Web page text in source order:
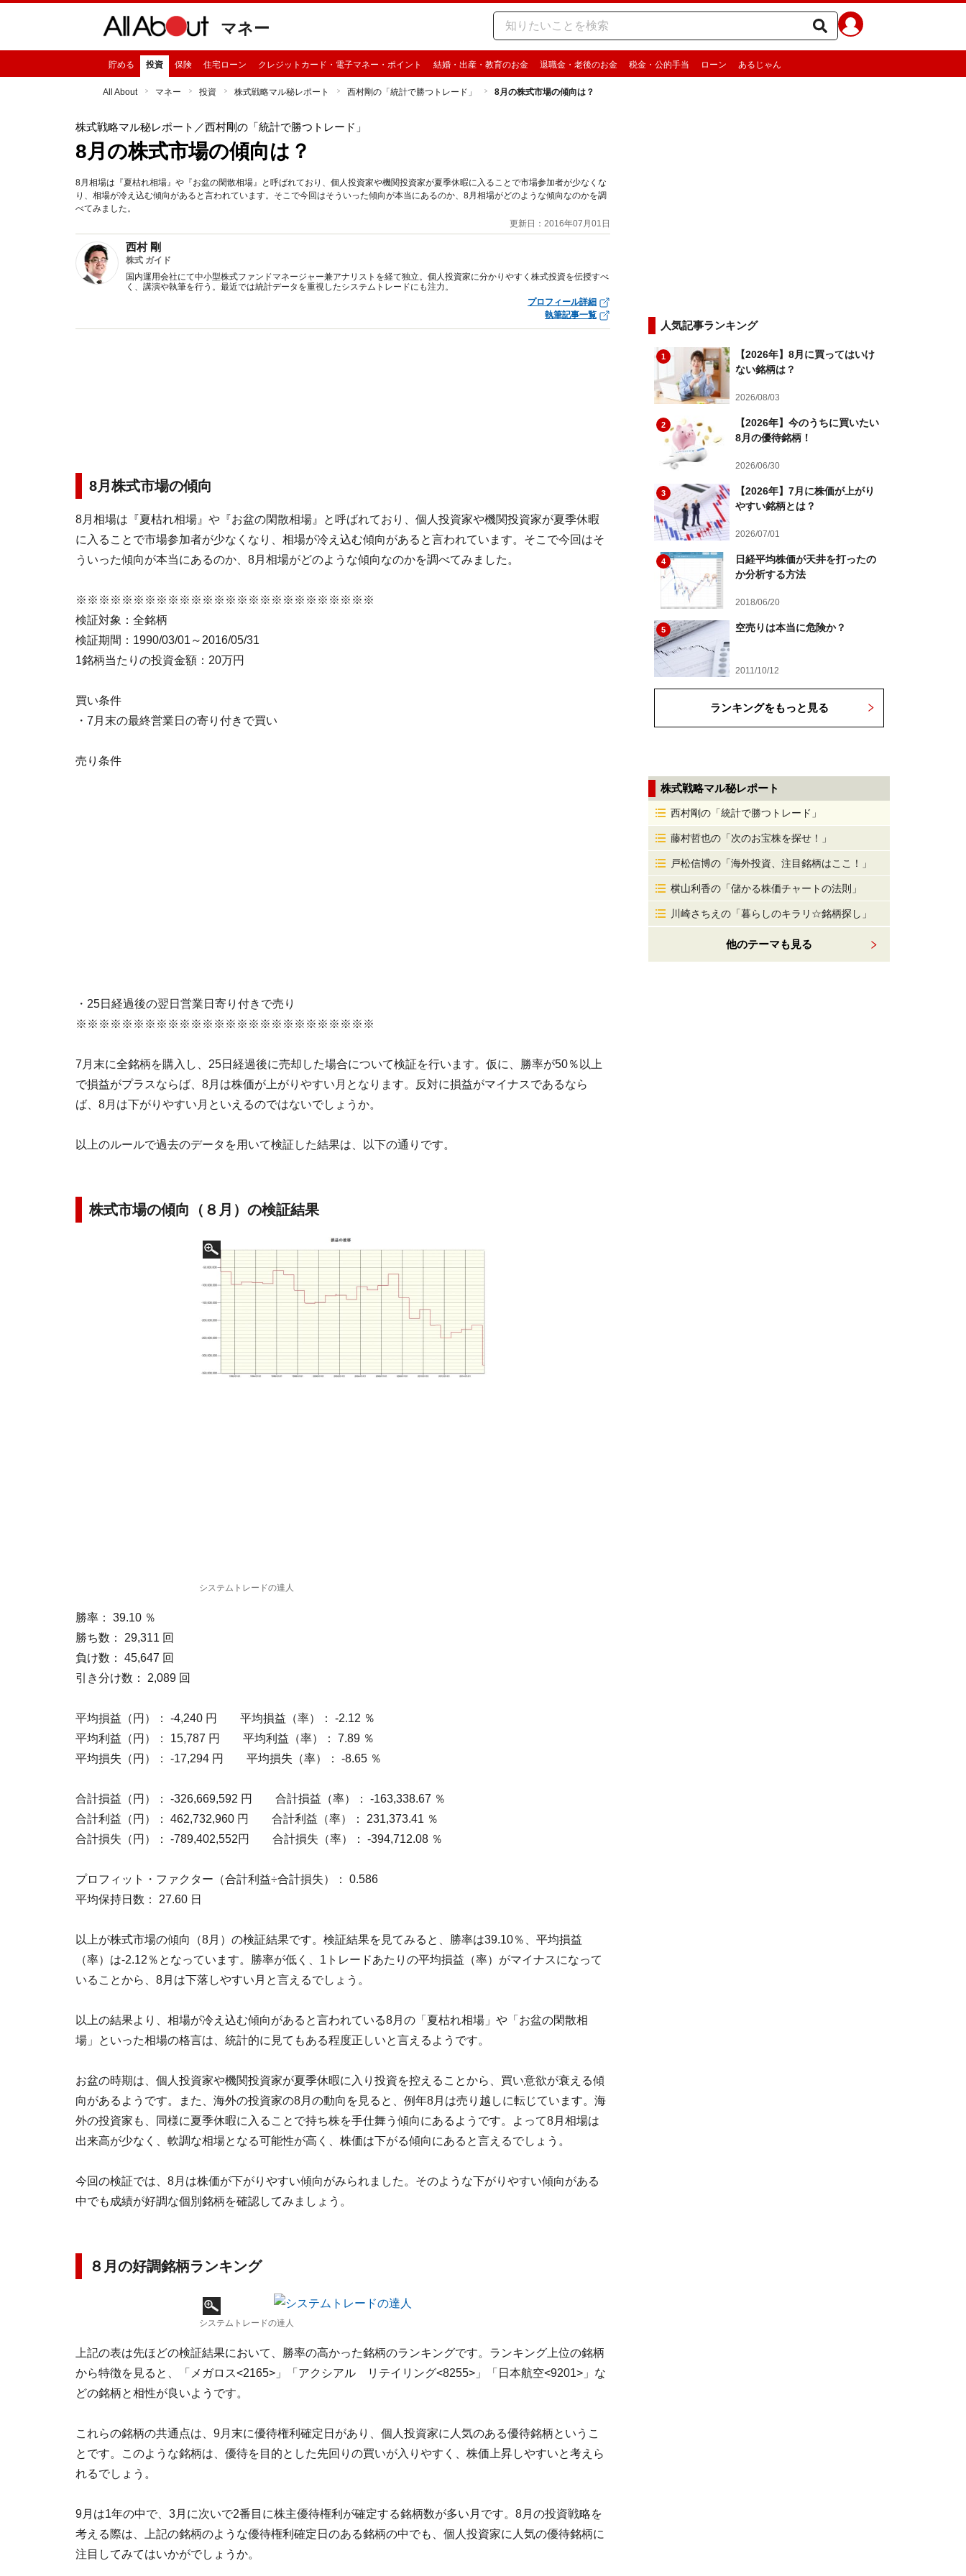
マネー
貯める 投資 保険 住宅ローン クレジットカード・電子マネー・ポイント 結婚・出産・教育のお金 退職金・老後のお金 税金・公的手当 ローン あるじゃん
All About マネー 投資 株式戦略マル秘レポート 西村剛の「統計で勝つトレード」 8月の株式市場の傾向は？
株式戦略マル秘レポート ／西村剛の「統計で勝つトレード」
8月の株式市場の傾向は？
8月相場は『夏枯れ相場』や『お盆の閑散相場』と呼ばれており、個人投資家や機関投資家が夏季休暇に入ることで市場参加者が少なくな
り、相場が冷え込む傾向があると言われています。そこで今回はそういった傾向が本当にあるのか、8月相場がどのような傾向なのかを調
べてみました。
更新日：2016年07月01日
西村 剛
株式 ガイド
国内運用会社にて中小型株式ファンドマネージャー兼アナリストを経て独立。個人投資家に分かりやすく株式投資を伝授すべ
く、講演や執筆を行う。最近では統計データを重視したシステムトレードにも注力。
プロフィール詳細
執筆記事一覧
8月株式市場の傾向
8月相場は『夏枯れ相場』や『お盆の閑散相場』と呼ばれており、個人投資家や機関投資家が夏季休暇
に入ることで市場参加者が少なくなり、相場が冷え込む傾向があると言われています。そこで今回はそ
ういった傾向が本当にあるのか、8月相場がどのような傾向なのかを調べてみました。
※※※※※※※※※※※※※※※※※※※※※※※※※※
検証対象：全銘柄
検証期間：1990/03/01～2016/05/31
1銘柄当たりの投資金額：20万円
買い条件
・7月末の最終営業日の寄り付きで買い
売り条件
・25日経過後の翌日営業日寄り付きで売り
※※※※※※※※※※※※※※※※※※※※※※※※※※
7月末に全銘柄を購入し、25日経過後に売却した場合について検証を行います。仮に、勝率が50％以上
で損益がプラスならば、8月は株価が上がりやすい月となります。反対に損益がマイナスであるなら
ば、8月は下がりやすい月といえるのではないでしょうか。
以上のルールで過去のデータを用いて検証した結果は、以下の通りです。
株式市場の傾向（８月）の検証結果
システムトレードの達人
勝率： 39.10 ％
勝ち数： 29,311 回
負け数： 45,647 回
引き分け数： 2,089 回
平均損益（円）： -4,240 円 平均損益（率）： -2.12 ％
平均利益（円）： 15,787 円 平均利益（率）： 7.89 ％
平均損失（円）： -17,294 円 平均損失（率）： -8.65 ％
合計損益（円）： -326,669,592 円 合計損益（率）： -163,338.67 ％
合計利益（円）： 462,732,960 円 合計利益（率）： 231,373.41 ％
合計損失（円）： -789,402,552円 合計損失（率）： -394,712.08 ％
プロフィット・ファクター（合計利益÷合計損失）： 0.586
平均保持日数： 27.60 日
以上が株式市場の傾向（8月）の検証結果です。検証結果を見てみると、勝率は39.10％、平均損益
（率）は-2.12％となっています。勝率が低く、1トレードあたりの平均損益（率）がマイナスになって
いることから、8月は下落しやすい月と言えるでしょう。
以上の結果より、相場が冷え込む傾向があると言われている8月の「夏枯れ相場」や「お盆の閑散相
場」といった相場の格言は、統計的に見てもある程度正しいと言えるようです。
お盆の時期は、個人投資家や機関投資家が夏季休暇に入り投資を控えることから、買い意欲が衰える傾
向があるようです。また、海外の投資家の8月の動向を見ると、例年8月は売り越しに転じています。海
外の投資家も、同様に夏季休暇に入ることで持ち株を手仕舞う傾向にあるようです。よって8月相場は
出来高が少なく、軟調な相場となる可能性が高く、株価は下がる傾向にあると言えるでしょう。
今回の検証では、8月は株価が下がりやすい傾向がみられました。そのような下がりやすい傾向がある
中でも成績が好調な個別銘柄を確認してみましょう。
８月の好調銘柄ランキング
システムトレードの達人
上記の表は先ほどの検証結果において、勝率の高かった銘柄のランキングです。ランキング上位の銘柄
から特徴を見ると、「メガロス<2165>」「アクシアル リテイリング<8255>」「日本航空<9201>」な
どの銘柄と相性が良いようです。
これらの銘柄の共通点は、9月末に優待権利確定日があり、個人投資家に人気のある優待銘柄というこ
とです。このような銘柄は、優待を目的とした先回りの買いが入りやすく、株価上昇しやすいと考えら
れるでしょう。
9月は1年の中で、3月に次いで2番目に株主優待権利が確定する銘柄数が多い月です。8月の投資戦略を
考える際は、上記の銘柄のような優待権利確定日のある銘柄の中でも、個人投資家に人気の優待銘柄に
注目してみてはいかがでしょうか。
人気記事ランキング
1
【2026年】8月に買ってはいけ
ない銘柄は？
2026/08/03
2
【2026年】今のうちに買いたい
8月の優待銘柄！
2026/06/30
3
【2026年】7月に株価が上がり
やすい銘柄とは？
2026/07/01
4
日経平均株価が天井を打ったの
か分析する方法
2018/06/20
5 空売りは本当に危険か？
2011/10/12
ランキングをもっと見る
株式戦略マル秘レポート
西村剛の「統計で勝つトレード」
藤村哲也の「次のお宝株を探せ！」
戸松信博の「海外投資、注目銘柄はここ！」
横山利香の「儲かる株価チャートの法則」
川崎さちえの「暮らしのキラリ☆銘柄探し」
他のテーマも見る